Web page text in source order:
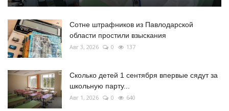
Сотне штрафников из Павлодарской
области простили взыскания
Авг 3, 2026 0 137
Сколько детей 1 сентября впервые сядут за
школьную парту...
Авг 1, 2026 0 640